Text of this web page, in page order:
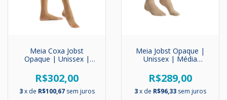
Meia Coxa Jobst
Opaque | Unissex |
15-20mmHg
R$302,00
3 x de R$100,67 sem juros
Meia Jobst Opaque |
Unissex | Média
30mmHg | Até o Joelho
R$289,00
3x de R$96,33 sem juros